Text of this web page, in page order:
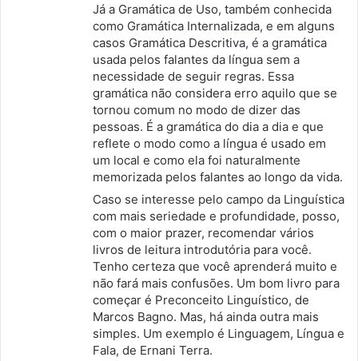
Já a Gramática de Uso, também conhecida
como Gramática Internalizada, e em alguns
casos Gramática Descritiva, é a gramática
usada pelos falantes da língua sem a
necessidade de seguir regras. Essa
gramática não considera erro aquilo que se
tornou comum no modo de dizer das
pessoas. É a gramática do dia a dia e que
reflete o modo como a língua é usado em
um local e como ela foi naturalmente
memorizada pelos falantes ao longo da vida.
Caso se interesse pelo campo da Linguística
com mais seriedade e profundidade, posso,
com o maior prazer, recomendar vários
livros de leitura introdutória para você.
Tenho certeza que você aprenderá muito e
não fará mais confusões. Um bom livro para
começar é Preconceito Linguístico, de
Marcos Bagno. Mas, há ainda outra mais
simples. Um exemplo é Linguagem, Língua e
Fala, de Ernani Terra.